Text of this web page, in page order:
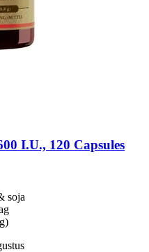
I.U., 120 Capsules
soja